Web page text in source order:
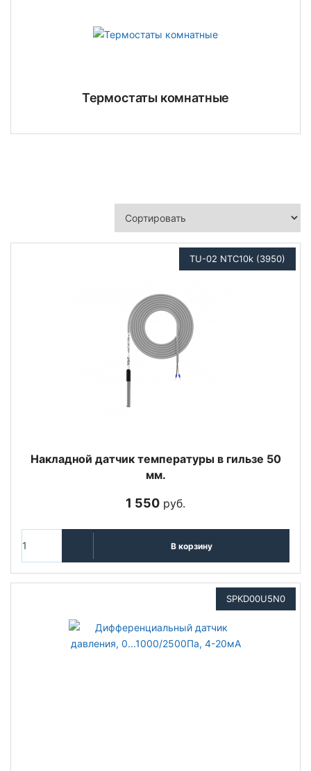
Термостаты комнатные
TU-02 NTC10k (3950)
Накладной датчик температуры в гильзе 50
мм.
1 550 руб.
В корзину
SPKD00U5N0